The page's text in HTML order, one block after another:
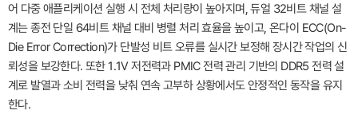
어 다중 애플리케이션 실행 시 전체 처리량이 높아지며, 듀얼 32비트 채널 설
계는 종전 단일 64비트 채널 대비 병렬 처리 효율을 높이고, 온다이 ECC(On-
Die Error Correction)가 단발성 비트 오류를 실시간 보정해 장시간 작업의 신
뢰성을 보강한다. 또한 1.1V 저전력과 PMIC 전력 관리 기반의 DDR5 전력 설
계로 발열과 소비 전력을 낮춰 연속 고부하 상황에서도 안정적인 동작을 유지
한다.